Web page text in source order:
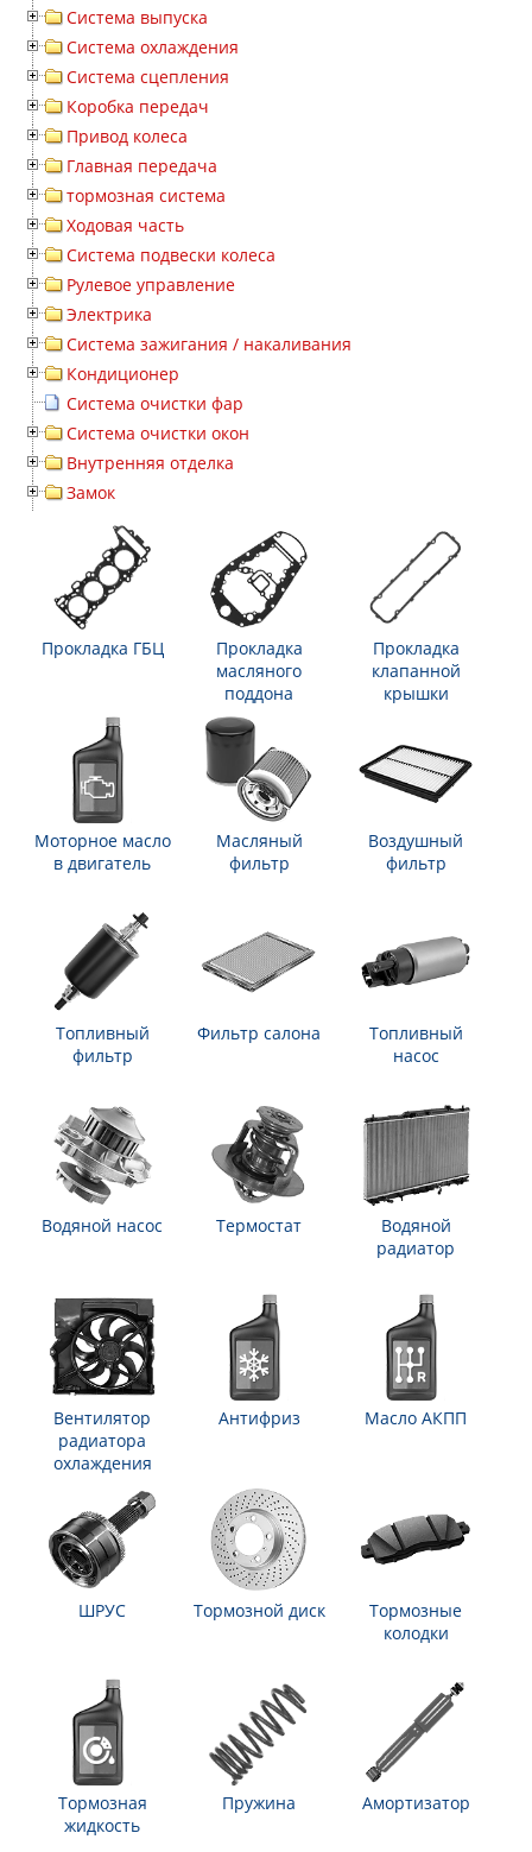
Система выпуска
Система охлаждения
Система сцепления
Коробка передач
Привод колеса
Главная передача
тормозная система
Ходовая часть
Система подвески колеса
Рулевое управление
Электрика
Система зажигания / накаливания
Кондиционер
Система очистки фар
Система очистки окон
Внутренняя отделка
Замок
Прокладка ГБЦ
Прокладка
масляного
поддона
Прокладка
клапанной
крышки
Моторное масло
в двигатель
Масляный
фильтр
Воздушный
фильтр
Топливный
фильтр
Фильтр салона
Топливный
насос
Водяной насос Термостат
Водяной
радиатор
Вентилятор
радиатора
охлаждения
Антифриз Масло АКПП
ШРУС Тормозной диск
Тормозные
колодки
Тормозная
жидкость
Пружина Амортизатор